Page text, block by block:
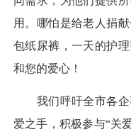
用。哪怕是给老人捐
包纸尿裤，一天的护
和您的爱心！
我们呼吁全市各企
爱之手，积极参与“关